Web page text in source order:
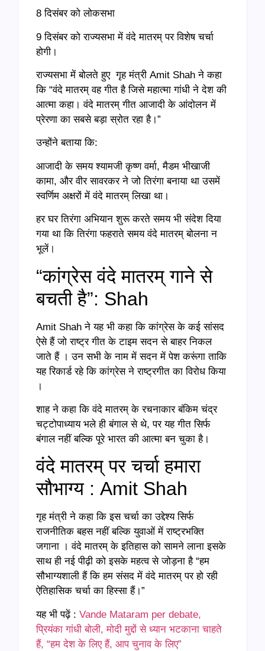
8 दिसंबर को लोकसभा
9 दिसंबर को राज्यसभा में वंदे मातरम् पर विशेष चर्चा
होगी।
राज्यसभा में बोलते हुए गृह मंत्री Amit Shah ने कहा
कि “वंदे मातरम् वह गीत है जिसे महात्मा गांधी ने देश की
आत्मा कहा। वंदे मातरम् गीत आजादी के आंदोलन में
प्रेरणा का सबसे बड़ा स्रोत रहा है।”
उन्होंने बताया कि:
आजादी के समय श्यामजी कृष्ण वर्मा, मैडम भीखाजी
कामा, और वीर सावरकर ने जो तिरंगा बनाया था उसमें
स्वर्णिम अक्षरों में वंदे मातरम् लिखा था।
हर घर तिरंगा अभियान शुरू करते समय भी संदेश दिया
गया था कि तिरंगा फहराते समय वंदे मातरम् बोलना न
भूलें।
“कांग्रेस वंदे मातरम् गाने से
बचती है”: Shah
Amit Shah ने यह भी कहा कि कांग्रेस के कई सांसद
ऐसे हैं जो राष्ट्र गीत के टाइम सदन से बाहर निकल
जाते हैं । उन सभी के नाम में सदन में पेश करूंगा ताकि
यह रिकार्ड रहे कि कांग्रेस ने राष्ट्रगीत का विरोध किया
।
शाह ने कहा कि वंदे मातरम् के रचनाकार बंकिम चंद्र
चट्टोपाध्याय भले ही बंगाल से थे, पर यह गीत सिर्फ
बंगाल नहीं बल्कि पूरे भारत की आत्मा बन चुका है।
वंदे मातरम् पर चर्चा हमारा
सौभाग्य : Amit Shah
गृह मंत्री ने कहा कि इस चर्चा का उद्देश्य सिर्फ
राजनीतिक बहस नहीं बल्कि युवाओं में राष्ट्रभक्ति
जगाना । वंदे मातरम् के इतिहास को सामने लाना इसके
साथ ही नई पीढ़ी को इसके महत्व से जोड़ना है “हम
सौभाग्यशाली हैं कि हम संसद में वंदे मातरम् पर हो रही
ऐतिहासिक चर्चा का हिस्सा हैं।”
यह भी पढ़ें : Vande Mataram per debate,
प्रियंका गांधी बोली, मोदी मुद्दों से ध्यान भटकाना चाहते
हैं, “हम देश के लिए हैं, आप चुनाव के लिए”